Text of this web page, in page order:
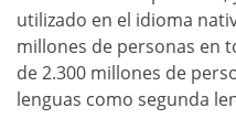
utilizado en el idioma
millones de personas en
de 2.300 millones de
lenguas como segunda